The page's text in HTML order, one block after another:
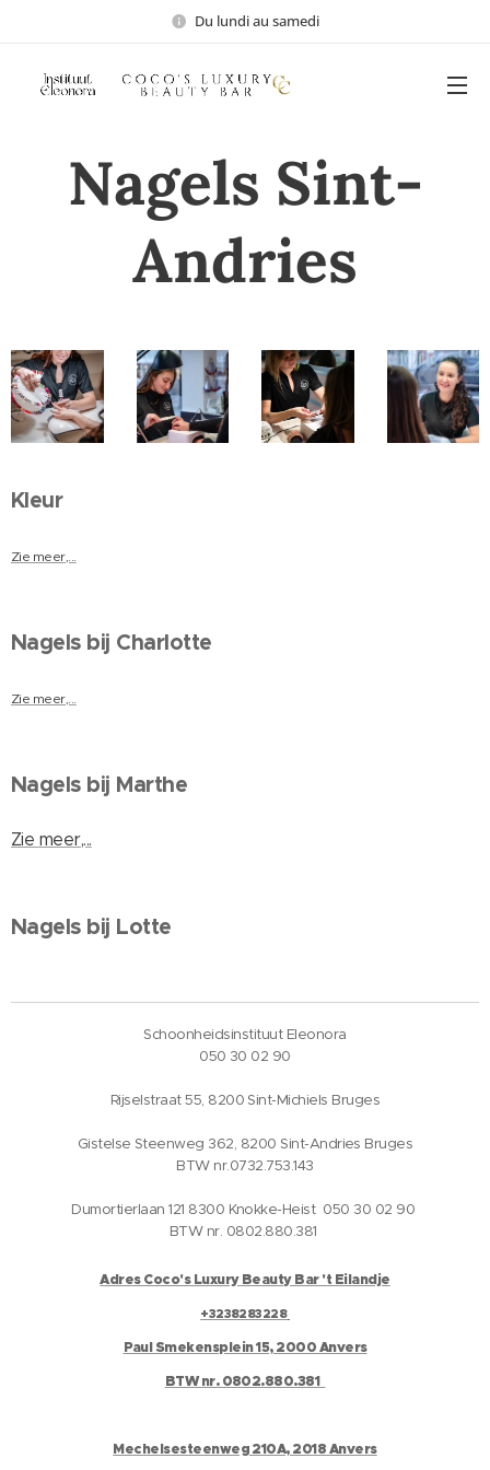
Du lundi au samedi
Nagels Sint-
Andries
Kleur
Zie meer,...
Nagels bij Charlotte
Zie meer,...
Nagels bij Marthe
Zie meer,...
Nagels bij Lotte
Schoonheidsinstituut Eleonora
050 30 02 90
Rijselstraat 55, 8200 Sint-Michiels Bruges
Gistelse Steenweg 362, 8200 Sint-Andries Bruges
BTW nr.0732.753.143
Dumortierlaan 121 8300 Knokke-Heist 050 30 02 90
BTW nr. 0802.880.381
Adres Coco's Luxury Beauty Bar 't Eilandje
+3238283228
Paul Smekensplein 15, 2000 Anvers
BTW nr. 0802.880.381
Mechelsesteenweg 210A, 2018 Anvers